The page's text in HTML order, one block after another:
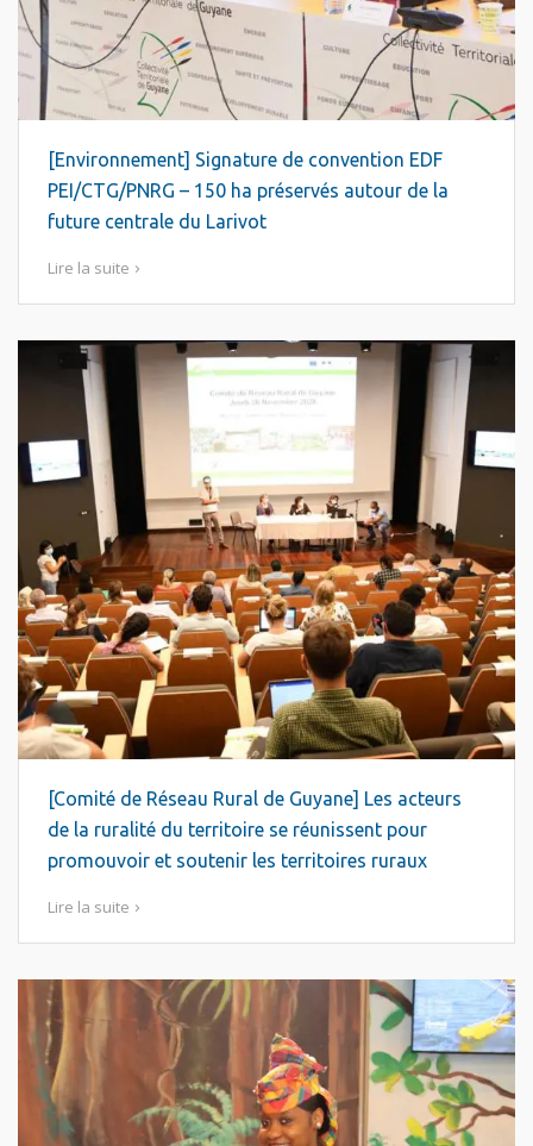
[Environnement] Signature de convention EDF
PEI/CTG/PNRG – 150 ha préservés autour de la
future centrale du Larivot
Lire la suite
[Comité de Réseau Rural de Guyane] Les acteurs
de la ruralité du territoire se réunissent pour
promouvoir et soutenir les territoires ruraux
Lire la suite